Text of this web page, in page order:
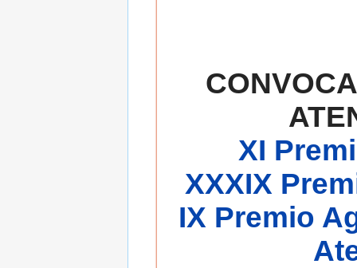
XI
XXXIX
IX Premio